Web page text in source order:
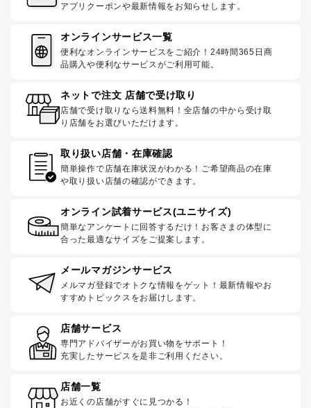
アプリクーポンや最新情報をお知らせします。
オンラインサービス一覧
便利なオンラインサービスをご紹介！24時間365日商
品購入や便利なサービスがご利用可能。
ネットで注文 店舗で受け取り
店舗で受け取りなら送料無料！全店舗の中から受け取
り店舗をお選びいただけます。
取り扱い店舗・在庫確認
簡単操作で店舗在庫状況がわかる！ご希望商品の在庫
や取り扱い店舗の確認ができます。
オンライン試着サービス(ユニサイズ)
簡単なアンケートに回答するだけ！お客さまの体型に
合った最適なサイズをご提案します。
メールマガジンサービス
メルマガ登録でオトクな情報をゲット！最新情報やお
すすめトピックスをお届けします。
店舗サービス
専門アドバイザーがお買い物をサポート！
充実したサービスを是非ご利用ください。
店舗一覧
お近くの店舗がすぐに見つかる！